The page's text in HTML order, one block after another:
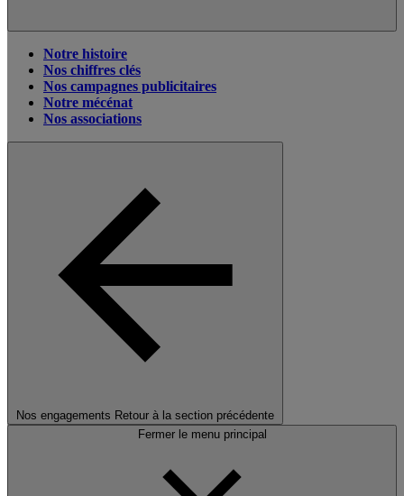
Notre histoire
Nos chiffres clés
Nos campagnes publicitaires
Notre mécénat
Nos associations
Nos engagements Retour à la section précédente
Fermer le menu principal